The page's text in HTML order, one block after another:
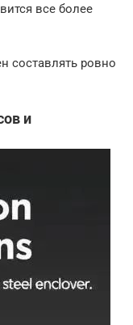
все более
составлять ровно
и